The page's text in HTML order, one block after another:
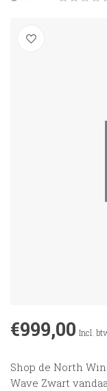
€999,00 Incl.
Shop de North
Wave Zwart